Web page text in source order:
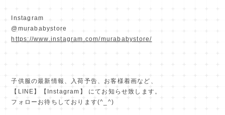
Instagram
@murababystore
https://www.instagram.com/murababystore/
子供服の最新情報、入荷予告、お客様着画など、
【LINE】【Instagram】 にてお知らせ致します。
フォローお待ちしております(^_^)